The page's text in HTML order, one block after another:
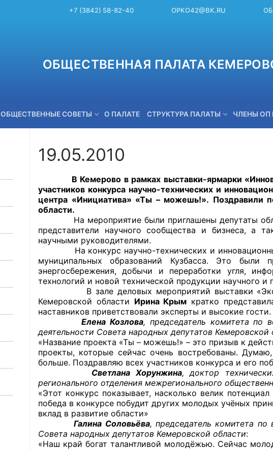
+7 (3842) 58-82-40 OPKO42@BK.RU
ОБЩЕСТВЕННАЯ ПАЛАТА
ОБЩЕСТВЕННЫЕ СОВЕТЫ О ПАЛАТЕ СТРУКТУРА ПАЛАТЫ ЧЛЕНЫ ОП
+7 (3842) 58-82-40 OPKO42@BK.RU
Общественные советы
Общественные советы при территориальных органах
исполнительной власти
Общественные советы по проведению независимой оценки
оказания услуг
О Палате
Структура Палаты
Комиссии
Экспертный совет ОП КО
19.05.2010
В Кемерово в рамках выставки-ярмарки
участников конкурса научно-технических и
центра «Инициатива» «Ты – можешь!». Поздравили
области.
На мероприятие были приглашены депутаты
представители научного сообщества и бизнеса, а
научными руководителями.
На конкурс научно-технических и
муниципальных образований Кузбасса. Это
энергосбережения, добычи и переработки угля,
технологий и новой технической продукции научного и
В зале деловых мероприятий выставки «Экспо-
Кемеровской области Ирина Крым кратко
наставников приветствовали эксперты и высокие гости.
Елена Козлова, председатель комитета по
деятельности Совета народных депутатов Кемеровской
«Название проекта «Ты – можешь!» – это призыв к
проекты, которые сейчас очень востребованы.
больше. Поздравляю всех участников конкурса и его
Светлана Хорунжина, доктор
регионального отделения межрегионального
«Этот конкурс показывает, насколько велик
победа в конкурсе побудит других молодых учёных
вклад в развитие области»
Галина Соловьёва, председатель комитета по
Совета народных депутатов Кемеровской области:
«Наш край богат талантливой молодёжью. Сейчас